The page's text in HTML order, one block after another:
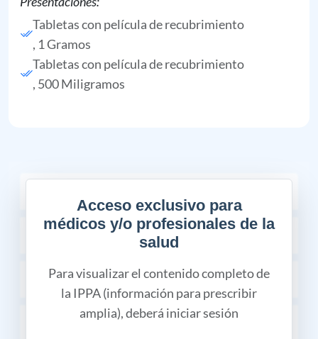
Tabletas con película de recubrimiento
, 1 Gramos
Tabletas con película de recubrimiento
, 500 Miligramos
Acceso exclusivo para
médicos y/o profesionales de la
salud
Para visualizar el contenido completo de
la IPPA (información para prescribir
amplia), deberá iniciar sesión
INDICACIONES TERAPÉUTICAS
CONTRAINDICACIONES
REACCIONES ADVERSAS